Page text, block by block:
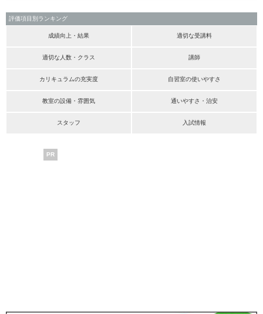
評価項目別ランキング
成績向上・結果 適切な受講料
適切な人数・クラス 講師
カリキュラムの充実度 自習室の使いやすさ
教室の設備・雰囲気 通いやすさ・治安
スタッフ 入試情報
PR